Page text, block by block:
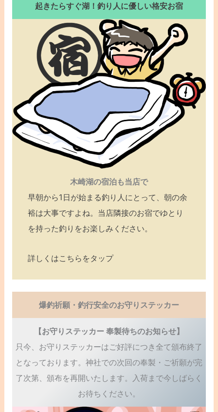
起きたらすぐ湖！釣り人に優しい格安お宿
木崎湖の宿泊も当店で
早朝から1日が始まる釣り人にとって、朝の余
裕は大事ですよね。当店隣接のお宿でゆとり
を持った釣りをお楽しみください。
詳しくはこちらをタップ
爆釣祈願・釣行安全のお守りステッカー
【お守りステッカー 奉製待ちのお知らせ】
只今、お守りステッカーはご好評につき全て頒布終了
となっております。神社での次回の奉製・ご祈願が完
了次第、頒布を再開いたします。入荷まで今しばらく
お待ちください。